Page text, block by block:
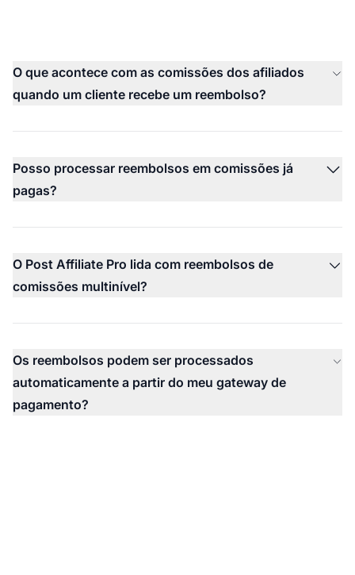
O que acontece com as comissões dos afiliados
quando um cliente recebe um reembolso?
Posso processar reembolsos em comissões já
pagas?
O Post Affiliate Pro lida com reembolsos de
comissões multinível?
Os reembolsos podem ser processados
automaticamente a partir do meu gateway de
pagamento?